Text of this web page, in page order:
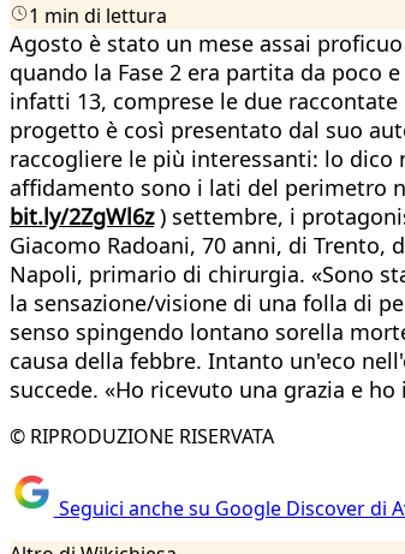
1 min di lettura
Agosto è stato un mese assai
quando la Fase 2 era partita da poco
infatti 13, comprese le due
progetto è così presentato dal suo
raccogliere le più interessanti: lo
affidamento sono i lati del perimetro
bit.ly/2ZgWl6z) settembre, i
Giacomo Radoani, 70 anni, di
Napoli, primario di chirurgia. «Sono
la sensazione/visione di una folla di
senso spingendo lontano sorella
causa della febbre. Intanto un'eco
succede. «Ho ricevuto una grazia e
© RIPRODUZIONE RISERVATA
Seguici anche su Google Discover di